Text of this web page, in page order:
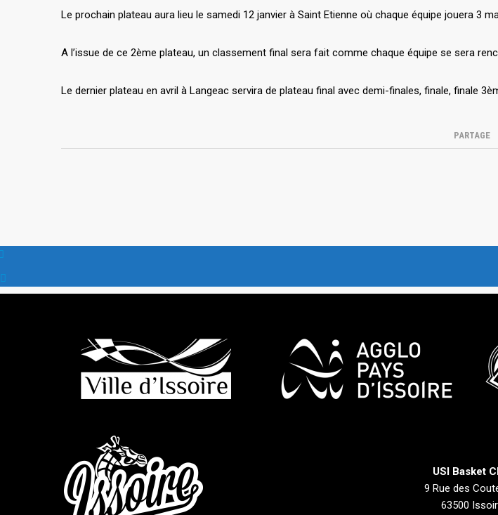
Le prochain plateau aura lieu le samedi 12 janvier à Saint Etienne où chaque équipe jouera 3
A l’issue de ce 2ème plateau, un classement final sera fait comme chaque équipe se sera
Le dernier plateau en avril à Langeac servira de plateau final avec demi-finales, finale, finale
PARTAGE
USI Basket
9 Rue des
63500